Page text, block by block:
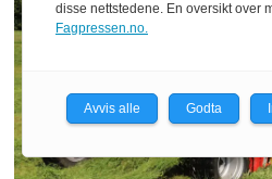
disse nettstedene. En oversikt over
Fagpressen.no.
Avvis alle Godta